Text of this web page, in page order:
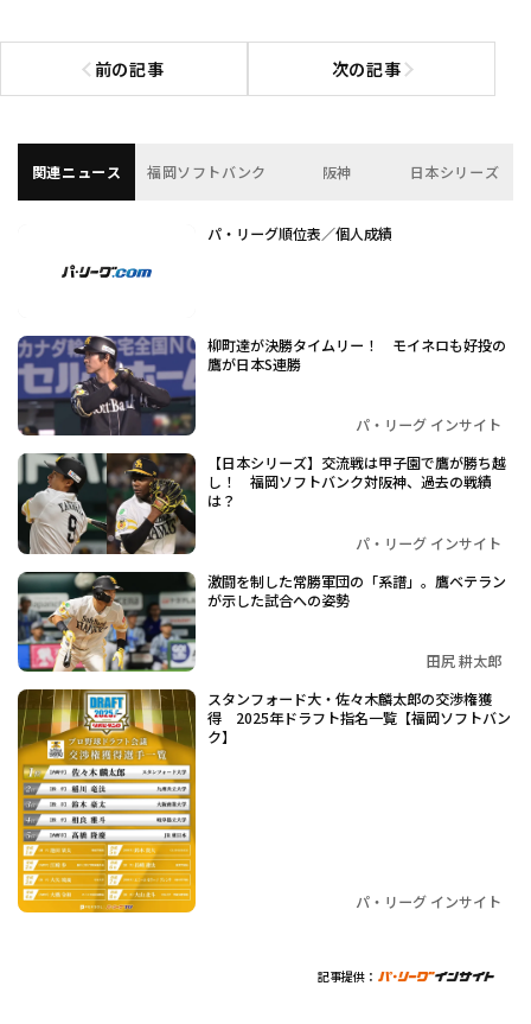
前の記事
前の記事へ 次の記事次の記事へ
関連ニュース 福岡ソフトバンク 阪神 日本シリーズ
パ・リーグ順位表／個人成績
柳町達が決勝タイムリー！ モイネロも好投の
鷹が日本S連勝
パ・リーグ インサイト
【日本シリーズ】交流戦は甲子園で鷹が勝ち越
し！ 福岡ソフトバンク対阪神、過去の戦績
は？
パ・リーグ インサイト
激闘を制した常勝軍団の「系譜」。鷹ベテラン
が示した試合への姿勢
田尻 耕太郎
スタンフォード大・佐々木麟太郎の交渉権獲
得 2025年ドラフト指名一覧【福岡ソフトバン
ク】
パ・リーグ インサイト
記事提供：